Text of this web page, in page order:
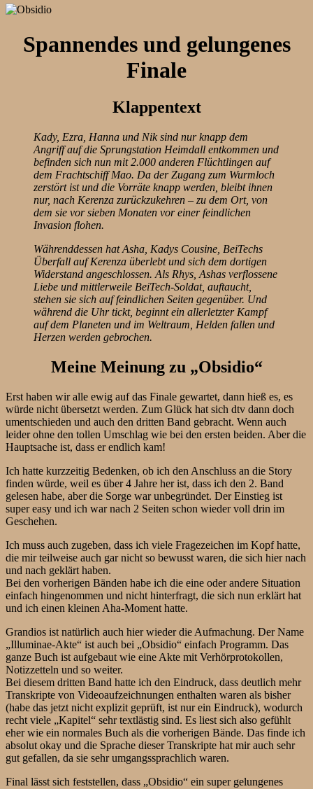
Spannendes und gelungenes
Finale
Klappentext
Kady, Ezra, Hanna und Nik sind nur knapp dem
Angriff auf die Sprungstation Heimdall entkommen und
befinden sich nun mit 2.000 anderen Flüchtlingen auf
dem Frachtschiff Mao. Da der Zugang zum Wurmloch
zerstört ist und die Vorräte knapp werden, bleibt ihnen
nur, nach Kerenza zurückzukehren – zu dem Ort, von
dem sie vor sieben Monaten vor einer feindlichen
Invasion flohen.
Währenddessen hat Asha, Kadys Cousine, BeiTechs
Überfall auf Kerenza überlebt und sich dem dortigen
Widerstand angeschlossen. Als Rhys, Ashas verflossene
Liebe und mittlerweile BeiTech-Soldat, auftaucht,
stehen sie sich auf feindlichen Seiten gegenüber. Und
während die Uhr tickt, beginnt ein allerletzter Kampf
auf dem Planeten und im Weltraum, Helden fallen und
Herzen werden gebrochen.
Meine Meinung zu „Obsidio“
Erst haben wir alle ewig auf das Finale gewartet, dann hieß es, es
würde nicht übersetzt werden. Zum Glück hat sich dtv dann doch
umentschieden und auch den dritten Band gebracht. Wenn auch
leider ohne den tollen Umschlag wie bei den ersten beiden. Aber die
Hauptsache ist, dass er endlich kam!
Ich hatte kurzzeitig Bedenken, ob ich den Anschluss an die Story
finden würde, weil es über 4 Jahre her ist, dass ich den 2. Band
gelesen habe, aber die Sorge war unbegründet. Der Einstieg ist
super easy und ich war nach 2 Seiten schon wieder voll drin im
Geschehen.
Ich muss auch zugeben, dass ich viele Fragezeichen im Kopf hatte,
die mir teilweise auch gar nicht so bewusst waren, die sich hier nach
und nach geklärt haben.
Bei den vorherigen Bänden habe ich die eine oder andere Situation
einfach hingenommen und nicht hinterfragt, die sich nun erklärt hat
und ich einen kleinen Aha-Moment hatte.
Grandios ist natürlich auch hier wieder die Aufmachung. Der Name
„Illuminae-Akte“ ist auch bei „Obsidio“ einfach Programm. Das
ganze Buch ist aufgebaut wie eine Akte mit Verhörprotokollen,
Notizzetteln und so weiter.
Bei diesem dritten Band hatte ich den Eindruck, dass deutlich mehr
Transkripte von Videoaufzeichnungen enthalten waren als bisher
(habe das jetzt nicht explizit geprüft, ist nur ein Eindruck), wodurch
recht viele „Kapitel“ sehr textlästig sind. Es liest sich also gefühlt
eher wie ein normales Buch als die vorherigen Bände. Das finde ich
absolut okay und die Sprache dieser Transkripte hat mir auch sehr
gut gefallen, da sie sehr umgangssprachlich waren.
Final lässt sich feststellen, dass „Obsidio“ ein super gelungenes